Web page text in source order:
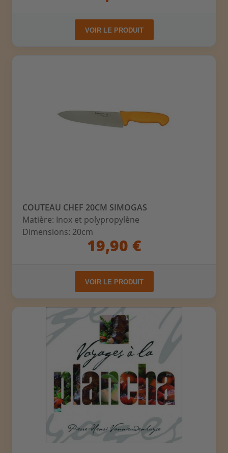
VOIR LE PRODUIT
COUTEAU CHEF 20CM SIMOGAS
Matière: Inox et polypropylène
Dimensions: 20cm
19,90 €
VOIR LE PRODUIT